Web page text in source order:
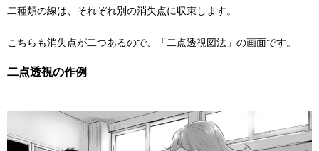
二種類の線は、それぞれ別の消失点に収束します。
こちらも消失点が二つあるので、「二点透視図法」の画面です。
二点透視の作例